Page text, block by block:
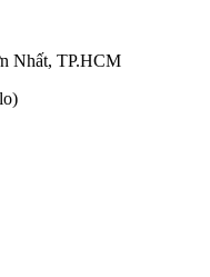
Nhất, TP.HCM